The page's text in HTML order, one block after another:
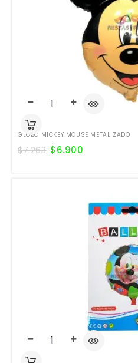
GLOBO MICKEY MOUSE METALIZADO
$7.263 $6.900